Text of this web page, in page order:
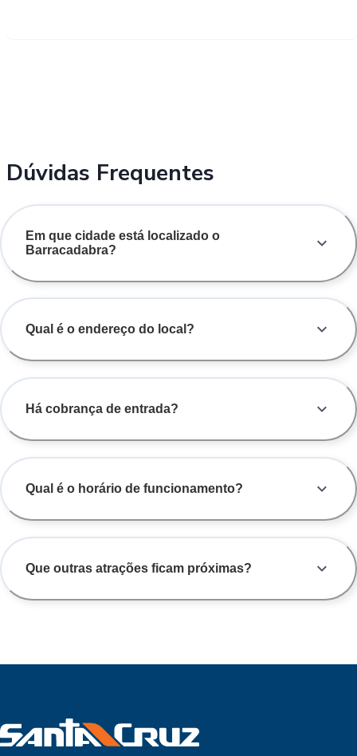
Dúvidas Frequentes
Em que cidade está localizado o
Barracadabra?
Qual é o endereço do local?
Há cobrança de entrada?
Qual é o horário de funcionamento?
Que outras atrações ficam próximas?